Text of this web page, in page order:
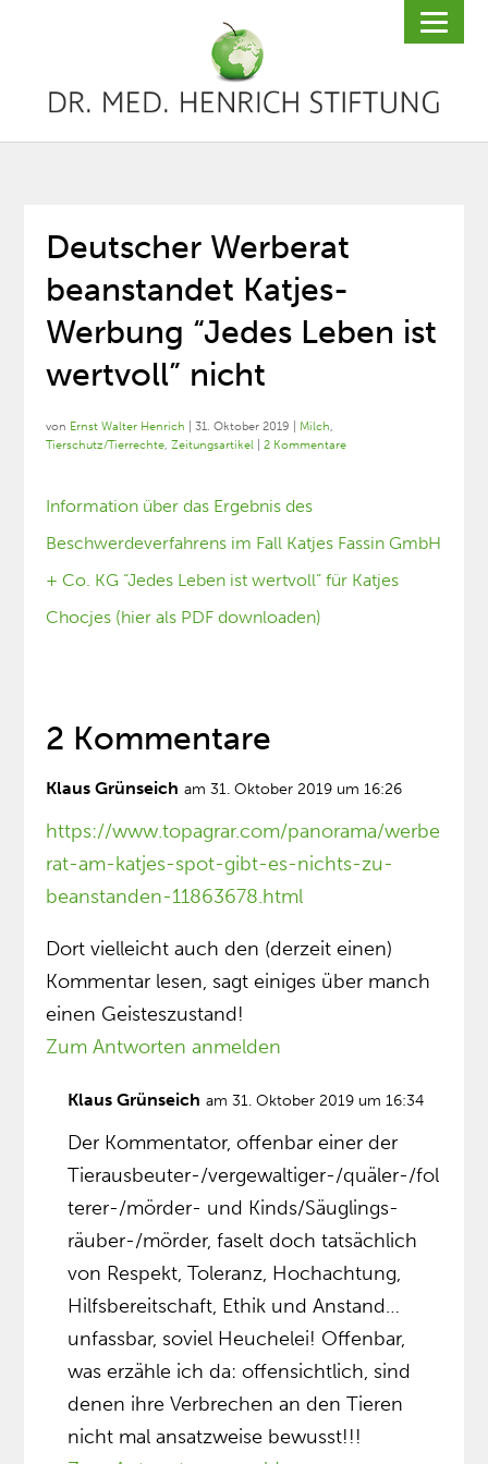
Deutscher Werberat
beanstandet Katjes-
Werbung “Jedes Leben ist
wertvoll” nicht
von Ernst Walter Henrich |31. Oktober 2019 Milch,
Tierschutz/Tierrechte,Zeitungsartikel |2 Kommentare
Information über das Ergebnis des
Beschwerdeverfahrens im Fall Katjes Fassin GmbH
+ Co. KG “Jedes Leben ist wertvoll” für Katjes
Chocjes (hier als PDF downloaden)
2 Kommentare
Klaus Grünseich am 31. Oktober 2019 um 16:26
https://www.topagrar.com/panorama/werbe
rat-am-katjes-spot-gibt-es-nichts-zu-
beanstanden-11863678.html
Dort vielleicht auch den (derzeit einen)
Kommentar lesen, sagt einiges über manch
einen Geisteszustand!
Zum Antworten anmelden
Klaus Grünseich am 31. Oktober 2019 um 16:34
Der Kommentator, offenbar einer der
Tierausbeuter-/vergewaltiger-/quäler-/fol
terer-/mörder- und Kinds/Säuglings-
räuber-/mörder, faselt doch tatsächlich
von Respekt, Toleranz, Hochachtung,
Hilfsbereitschaft, Ethik und Anstand…
unfassbar, soviel Heuchelei! Offenbar,
was erzähle ich da: offensichtlich, sind
denen ihre Verbrechen an den Tieren
nicht mal ansatzweise bewusst!!!